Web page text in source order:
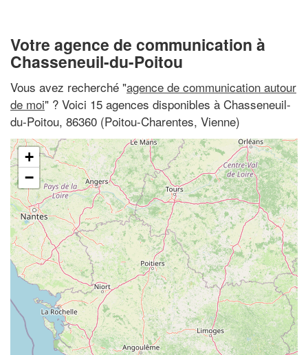
Votre agence de communication à
Chasseneuil-du-Poitou
Vous avez recherché "agence de communication autour
de moi" ? Voici 15 agences disponibles à Chasseneuil-
du-Poitou, 86360 (Poitou-Charentes, Vienne)
+
−